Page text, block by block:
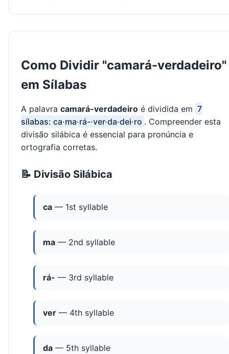
Como Dividir "camará-verdadeiro"
em Sílabas
A palavra camará-verdadeiro é dividida em 7
sílabas: ca·ma·rá-·ver·da·dei·ro . Compreender esta
divisão silábica é essencial para pronúncia e
ortografia corretas.
📝 Divisão Silábica
ca — 1st syllable
ma — 2nd syllable
rá- — 3rd syllable
ver — 4th syllable
da — 5th syllable